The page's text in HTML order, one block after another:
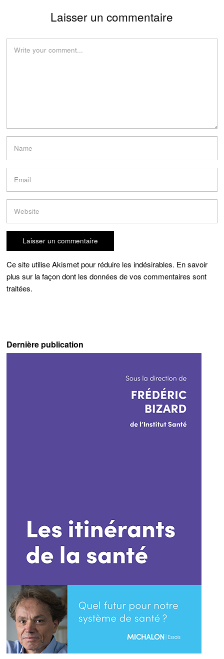
Laisser un commentaire
Ce site utilise Akismet pour réduire les indésirables. En savoir
plus sur la façon dont les données de vos commentaires sont
traitées.
Dernière publication